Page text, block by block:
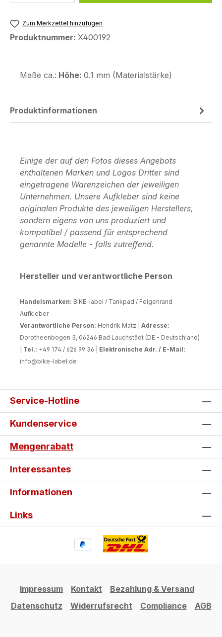
Zum Merkzettel hinzufügen
Produktnummer: X400192
Maße ca.: Höhe: 0.1 mm (Materialstärke)
Produktinformationen
Einige der auf den Fotos dieses Angebots
enthaltenen Marken und Logos Dritter sind
eingetragene Warenzeichen der jeweiligen
Unternehmen. Unsere Aufkleber sind keine
originalen Produkte des jeweiligen Herstellers,
sondern eigens von uns produziert und
kompatibel / passend für entsprechend
genannte Modelle - falls zutreffend.
Hersteller und verantwortliche Person
Handelsmarken: BIKE-label / Tankpad / Felgenrand
Aufkleber
Verantwortliche Person: Hendrik Matz | Adresse:
Dorotheenbogen 3, 06246 Bad Lauchstädt (DE - Deutschland)
Tel.: +49 174 / 626 99 36 | Elektronische Adr. / E-Mail:
info@bike-label.de
Service-Hotline
Kundenservice
Mengenrabatt
Interessantes
Informationen
Links
Impressum Kontakt
Bezahlung & Versand
Datenschutz
Widerrufsrecht Compliance AGB